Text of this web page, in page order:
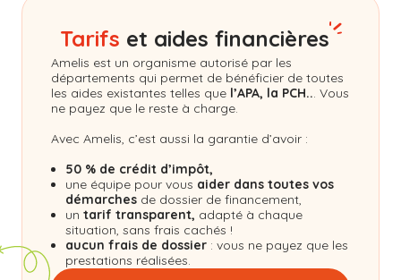
Tarifs et aides financières
Amelis est un organisme autorisé par les
départements qui permet de bénéficier de toutes
les aides existantes telles que l’APA, la PCH... Vous
ne payez que le reste à charge.
Avec Amelis, c’est aussi la garantie d’avoir :
50 % de crédit d’impôt,
une équipe pour vous aider dans toutes vos
démarches de dossier de financement,
un tarif transparent, adapté à chaque
situation, sans frais cachés !
aucun frais de dossier : vous ne payez que les
prestations réalisées.